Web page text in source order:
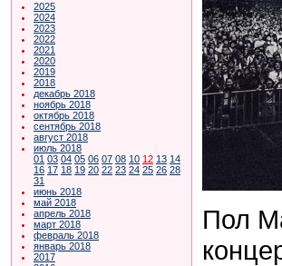
2025
2024
2023
2022
2021
2020
2019
2018
декабрь 2018
ноябрь 2018
октябрь 2018
сентябрь 2018
август 2018
июль 2018
01 03 04 05 06 07 08 10 12 13 14
16 17 18 19 20 22 23 24 25 26 28
31
июнь 2018
май 2018
апрель 2018
март 2018
февраль 2018
январь 2018
2017
Пол